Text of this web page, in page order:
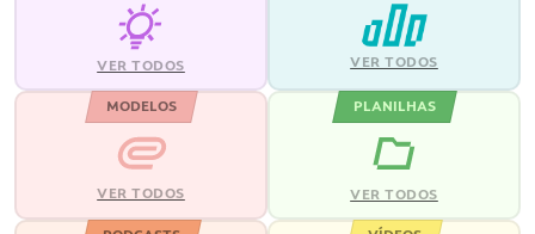
VER TODOS VER TODOS
MODELOS
VER TODOS
PLANILHAS
VER TODOS